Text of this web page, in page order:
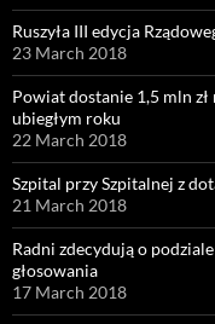
Ruszyła III edycja
23 March 2018
Powiat dostanie 1,5 mln
ubiegłym roku
22 March 2018
Szpital przy Szpitalnej z
21 March 2018
Radni zdecydują o
głosowania
17 March 2018